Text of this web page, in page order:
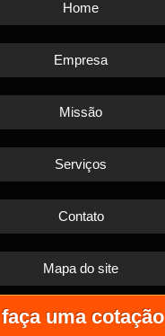
faça uma cotação
Home
Empresa
Missão
Serviços
Contato
Mapa do site